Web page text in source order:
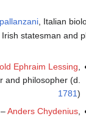
, Italian
, Irish statesman and
Ephraim Lessing
and philosopher (d.
1781)
–Anders Chydenius